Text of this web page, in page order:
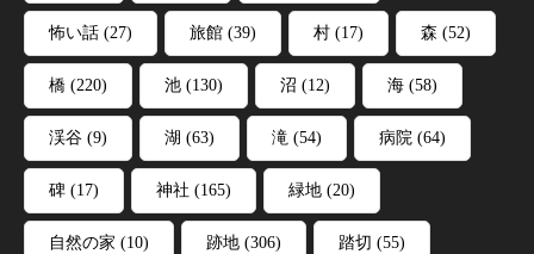
怖い話 (27) 旅館 (39) 村 (17) 森 (52)
橋 (220) 池 (130) 沼 (12) 海 (58)
渓谷 (9) 湖 (63) 滝 (54) 病院 (64)
碑 (17) 神社 (165) 緑地 (20)
自然の家 (10) 跡地 (306) 踏切 (55)